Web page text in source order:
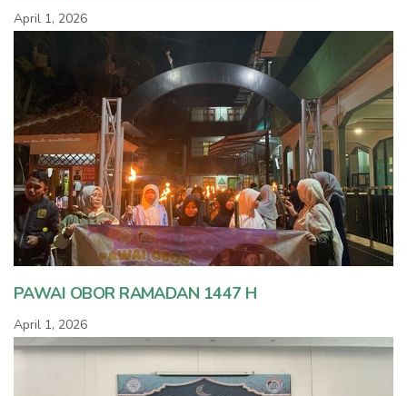
April 1, 2026
PAWAI OBOR RAMADAN 1447 H
April 1, 2026